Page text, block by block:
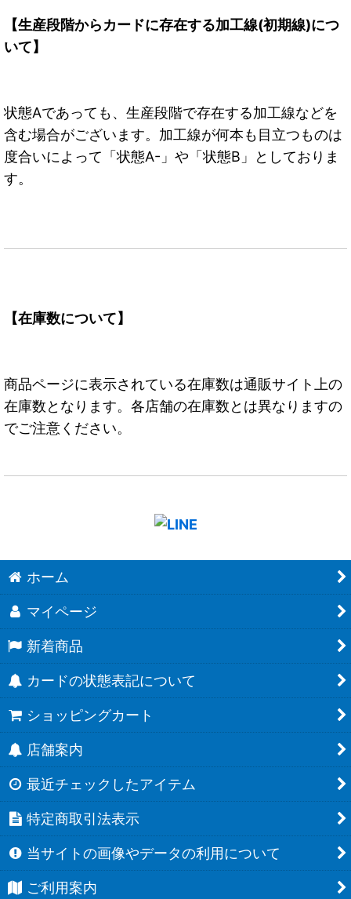
【生産段階からカードに存在する加工線(初期線)につ
いて】
状態Aであっても、生産段階で存在する加工線などを
含む場合がございます。加工線が何本も目立つものは
度合いによって「状態A-」や「状態B」としておりま
す。
【在庫数について】
商品ページに表示されている在庫数は通販サイト上の
在庫数となります。各店舗の在庫数とは異なりますの
でご注意ください。
ホーム
マイページ
新着商品
カードの状態表記について
ショッピングカート
店舗案内
最近チェックしたアイテム
特定商取引法表示
当サイトの画像やデータの利用について
ご利用案内